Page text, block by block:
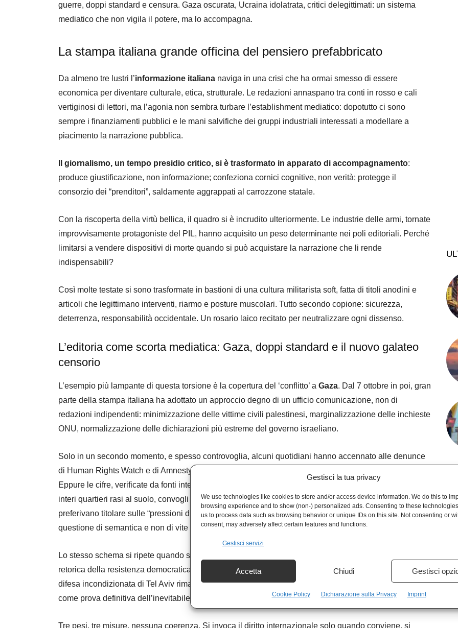
Gestisci la tua privacy
We use technologies like cookies to store and/or access device information. We do this to
browsing experience and to show (non-) personalized ads. Consenting to these
us to process data such as browsing behavior or unique IDs on this site. Not consenting or
consent, may adversely affect certain features and functions.
Gestisci servizi
Accetta Chiudi Gestisci
Cookie Policy Dichiarazione sulla Privacy Imprint
guerre, doppi standard e censura. Gaza oscurata, Ucraina idolatrata, critici delegittimati: un sistema
mediatico che non vigila il potere, ma lo accompagna.
La stampa italiana grande officina del pensiero prefabbricato
Da almeno tre lustri l’informazione italiana naviga in una crisi che ha ormai smesso di essere
economica per diventare culturale, etica, strutturale. Le redazioni annaspano tra conti in rosso e cali
vertiginosi di lettori, ma l’agonia non sembra turbare l’establishment mediatico: dopotutto ci sono
sempre i finanziamenti pubblici e le mani salvifiche dei gruppi industriali interessati a modellare a
piacimento la narrazione pubblica.
Il giornalismo, un tempo presidio critico, si è trasformato in apparato di accompagnamento:
produce giustificazione, non informazione; confeziona cornici cognitive, non verità; protegge il
consorzio dei “prenditori”, saldamente aggrappati al carrozzone statale.
Con la riscoperta della virtù bellica, il quadro si è incrudito ulteriormente. Le industrie delle armi, tornate
improvvisamente protagoniste del PIL, hanno acquisito un peso determinante nei poli editoriali. Perché
limitarsi a vendere dispositivi di morte quando si può acquistare la narrazione che li rende
indispensabili?
Così molte testate si sono trasformate in bastioni di una cultura militarista soft, fatta di titoli anodini e
articoli che legittimano interventi, riarmo e posture muscolari. Tutto secondo copione: sicurezza,
deterrenza, responsabilità occidentale. Un rosario laico recitato per neutralizzare ogni dissenso.
L’editoria come scorta mediatica: Gaza, doppi standard e il nuovo galateo
censorio
L’esempio più lampante di questa torsione è la copertura del ‘conflitto’ a Gaza. Dal 7 ottobre in poi, gran
parte della stampa italiana ha adottato un approccio degno di un ufficio comunicazione, non di
redazioni indipendenti: minimizzazione delle vittime civili palestinesi, marginalizzazione delle inchieste
ONU, normalizzazione delle dichiarazioni più estreme del governo israeliano.
Solo in un secondo momento, e spesso controvoglia, alcuni quotidiani hanno accennato alle denunce
di Human Rights Watch e di Amnesty International sui bombardamenti contro infrastrutture civili.
Eppure le cifre, verificate da fonti internazionali, raccontano un massacro sistematico: ospedali colpiti,
interi quartieri rasi al suolo, convogli umanitari attaccati. Nonostante ciò, molte prime pagine
preferivano titolare sulle “pressioni diplomatiche” o sulle “operazioni mirate”, come se si trattasse di una
questione di semantica e non di vite umane.
Lo stesso schema si ripete quando si confrontano Ucraina, Israele e Venezuela. Nel primo caso, la
retorica della resistenza democratica è stata elevata a unico paradigma possibile; nel secondo, la
difesa incondizionata di Tel Aviv rimane un dogma; nel terzo, ogni avvenimento interno viene filtrato
come prova definitiva dell’inevitabile collasso chavista.
Tre pesi, tre misure, nessuna coerenza. Si invoca il diritto internazionale solo quando conviene, si